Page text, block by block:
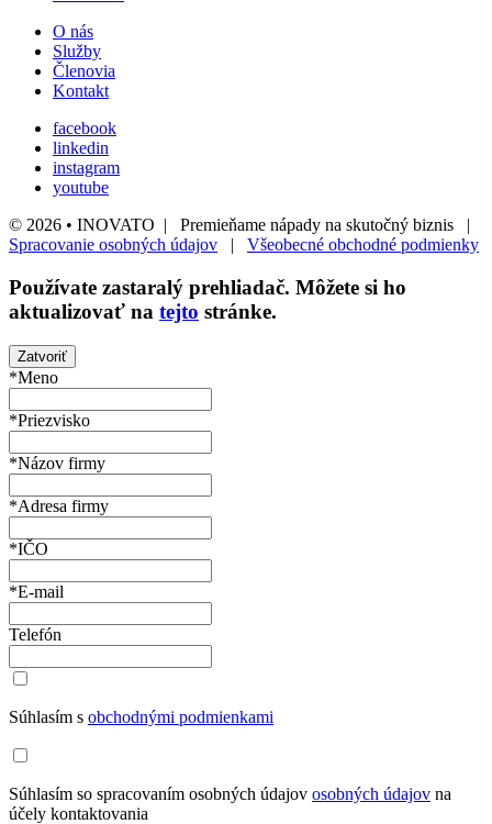
O nás
Služby
Členovia
Kontakt
facebook
linkedin
instagram
youtube
© 2026 • INOVATO | Premieňame nápady na skutočný biznis |
Spracovanie osobných údajov | Všeobecné obchodné podmienky
Používate zastaralý prehliadač. Môžete si ho
aktualizovať na tejto stránke.
Zatvoriť
*Meno
*Priezvisko
*Názov firmy
*Adresa firmy
*IČO
*E-mail
Telefón
Súhlasím s obchodnými podmienkami
Súhlasím so spracovaním osobných údajov osobných údajov na
účely kontaktovania